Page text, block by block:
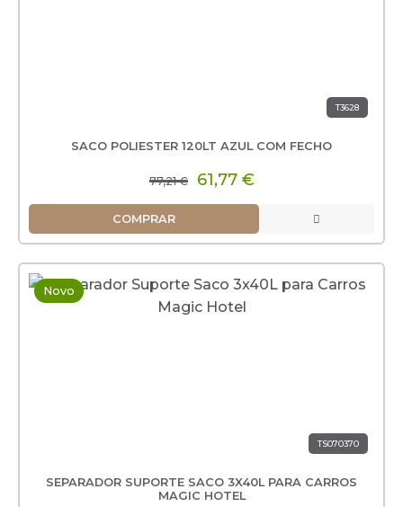
T3628
SACO POLIESTER 120LT AZUL COM FECHO
77,21 € 61,77 €
COMPRAR
Novo
TS070370
SEPARADOR SUPORTE SACO 3X40L PARA CARROS
MAGIC HOTEL